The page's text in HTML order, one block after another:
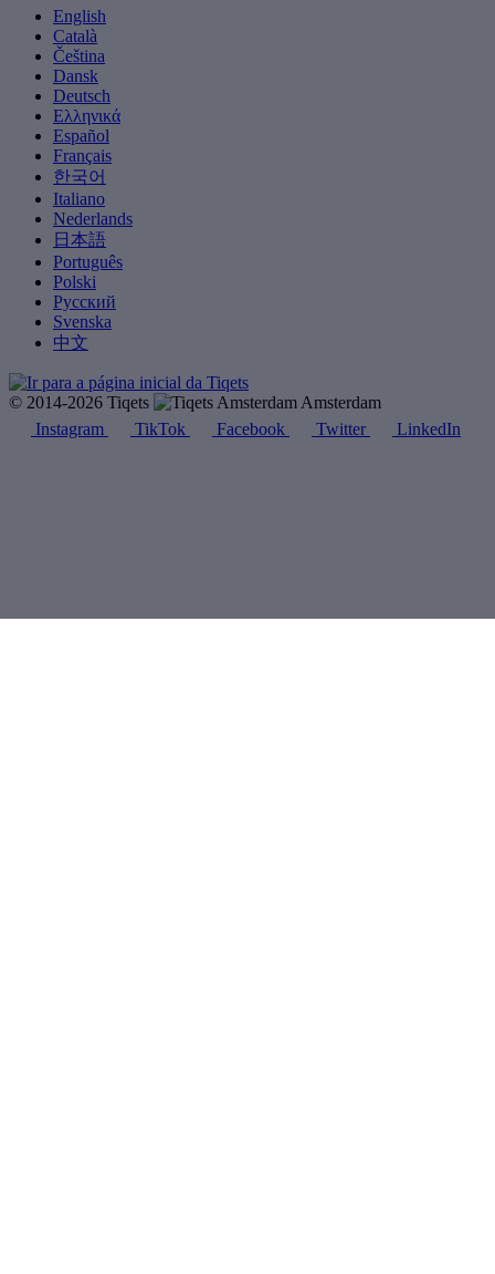
English
Català
Čeština
Dansk
Deutsch
Ελληνικά
Español
Français
한국어
Italiano
Nederlands
日本語
Português
Polski
Русский
Svenska
中文
© 2014-2026 Tiqets
Amsterdam
Instagram
TikTok Facebook Twitter LinkedIn